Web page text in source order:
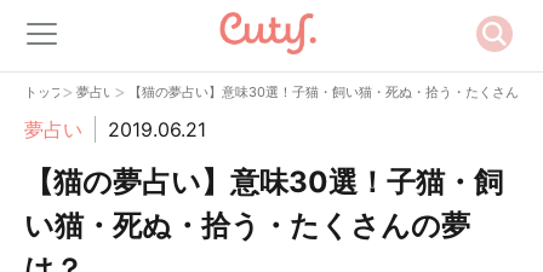
トップ> 夢占い> 【猫の夢占い】意味30選！子猫・飼い猫・死ぬ・拾う・たくさんの
夢占い 2019.06.21
【猫の夢占い】意味30選！子猫・飼
い猫・死ぬ・拾う・たくさんの夢